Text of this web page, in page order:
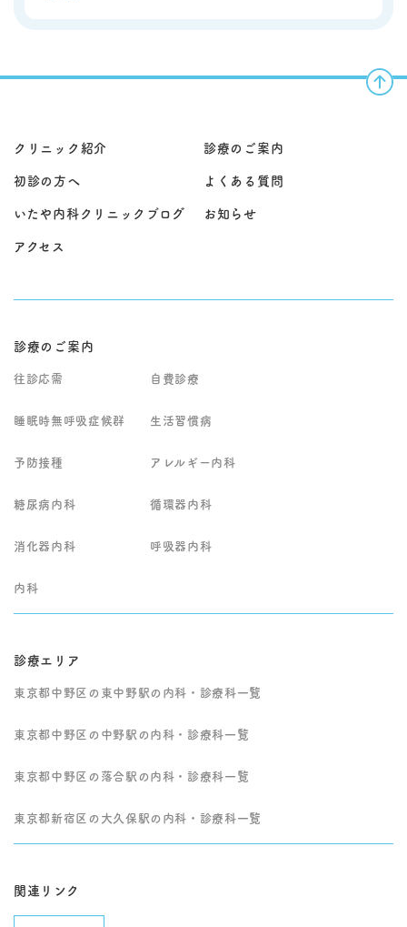
クリニック紹介 診療のご案内
初診の方へ よくある質問
いたや内科クリニックブログ お知らせ
アクセス
診療のご案内
往診応需 自費診療
睡眠時無呼吸症候群 生活習慣病
予防接種 アレルギー内科
糖尿病内科 循環器内科
消化器内科 呼吸器内科
内科
診療エリア
東京都中野区の東中野駅の内科・診療科一覧
東京都中野区の中野駅の内科・診療科一覧
東京都中野区の落合駅の内科・診療科一覧
東京都新宿区の大久保駅の内科・診療科一覧
関連リンク